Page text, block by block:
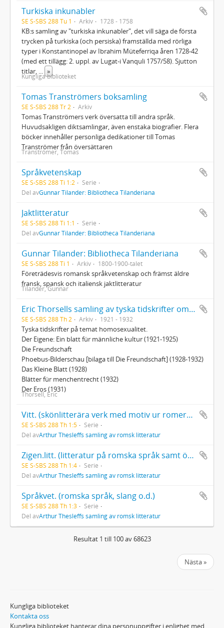
Turkiska inkunabler
SE S-SBS 288 Tu 1 Arkiv 1728 - 1758
KB:s samling av "turkiska inkunabler", det vill säga de första
trycken på turkiska (och persiska) framställda med rörliga
typer i Konstantinopel av Ibrahim Müteferriqa åren 1728-42
(med ett tillägg: 2. uppl. av Lugat-i Vanquli 1757/58). Sjutton
titlar,
»
Kungliga biblioteket
Tomas Tranströmers boksamling
SE S-SBS 288 Tr 2 Arkiv
Tomas Tranströmers verk översatta till andra språk.
Huvudsakligen diktsamlingar, även enstaka biografier. Flera
böcker innehåller personliga dedikationer till Tomas
Tranströmer från översättaren
Tranströmer, Tomas
Språkvetenskap
SE S-SBS 288 Ti 1:2
Serie
Del avGunnar Tilander: Bibliotheca Tilanderiana
Jaktlitteratur
SE S-SBS 288 Ti 1:1
Serie
Del avGunnar Tilander: Bibliotheca Tilanderiana
Gunnar Tilander: Bibliotheca Tilanderiana
SE S-SBS 288 Ti 1 Arkiv 1800-1900-talet
Företrädesvis romansk språkvetenskap och främst äldre
fransk, spansk och italiensk jaktlitteratur
Tilander, Gunnar
Eric Thorsells samling av tyska tidskrifter om homosexualitet
SE S-SBS 288 Th 2 Arkiv 1921 - 1932
Tyska tidskrifter på temat homosexualitet.
Der Eigene: Ein blatt für männliche kultur (1921-1925)
Die Freundschaft
Phoebus-Bilderschau [bilaga till Die Freundschaft] (1928-1932)
Das Kleine Blatt (1928)
Blätter für menchentrecht (1932)
Der Eros (1931)
Thorsell, Eric
Vitt. (skönlitterära verk med motiv ur romernas liv eller med romer som handlande personer)
SE S-SBS 288 Th 1:5
Serie
Del avArthur Thesleffs samling av romsk litteratur
Zigen.litt. (litteratur på romska språk samt översättningar och bearbetningar)
SE S-SBS 288 Th 1:4
Serie
Del avArthur Thesleffs samling av romsk litteratur
Språkvet. (romska språk, slang o.d.)
SE S-SBS 288 Th 1:3
Serie
Del avArthur Thesleffs samling av romsk litteratur
Resultat 1 till 100 av 68623
Nästa »
Kungliga biblioteket
Kontakta oss
Kungliga biblioteket hanterar dina personuppgifter i enlighet med